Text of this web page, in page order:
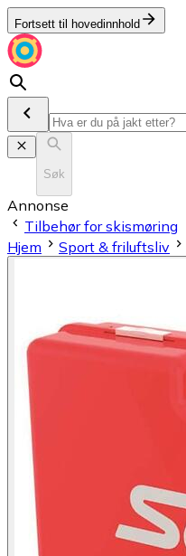
Fortsett til hovedinnhold
Søk
Annonse
Tilbehør for skismøring
Hjem
Sport & friluftsliv